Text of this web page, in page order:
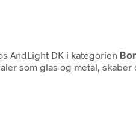
AndLight DK i kategorien
som glas og metal,